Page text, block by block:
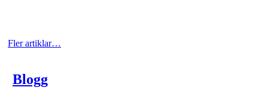
https://www.youtube.com/watch?v=UctJADytir0
Läs mer…
Fler artiklar…
Blogg